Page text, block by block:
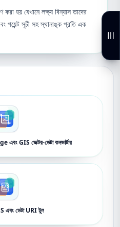
করা হয় যেখানে লক্ষ্য বিন্যাস তাদের
পয়েন্ট সূচী সহ স্থানাঙ্ক প্রতি এক
GIS ভেক্টর-ডেটা কনভার্টার
এবং ডেটা URI টুল